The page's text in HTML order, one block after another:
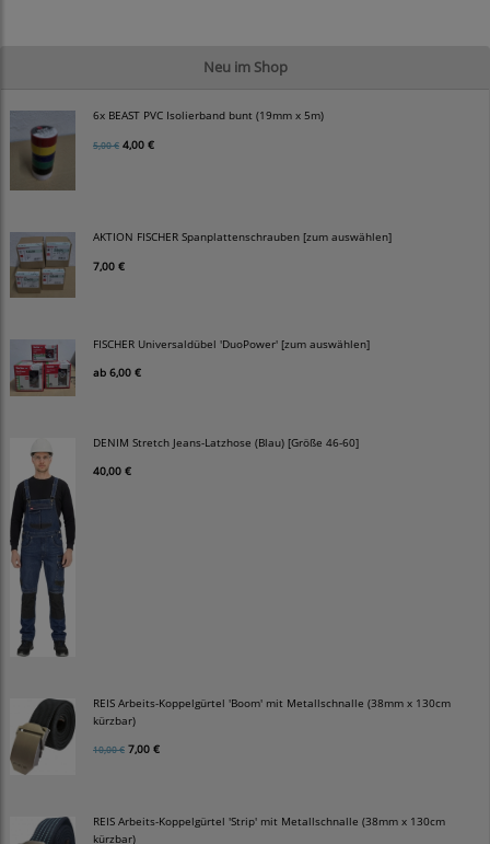
Neu im Shop
6x BEAST PVC Isolierband bunt (19mm x 5m)
5,00 € 4,00 €
AKTION FISCHER Spanplattenschrauben [zum auswählen]
7,00 €
FISCHER Universaldübel 'DuoPower' [zum auswählen]
ab 6,00 €
DENIM Stretch Jeans-Latzhose (Blau) [Größe 46-60]
40,00 €
REIS Arbeits-Koppelgürtel 'Boom' mit Metallschnalle (38mm x 130cm
kürzbar)
10,00 € 7,00 €
REIS Arbeits-Koppelgürtel 'Strip' mit Metallschnalle (38mm x 130cm
kürzbar)